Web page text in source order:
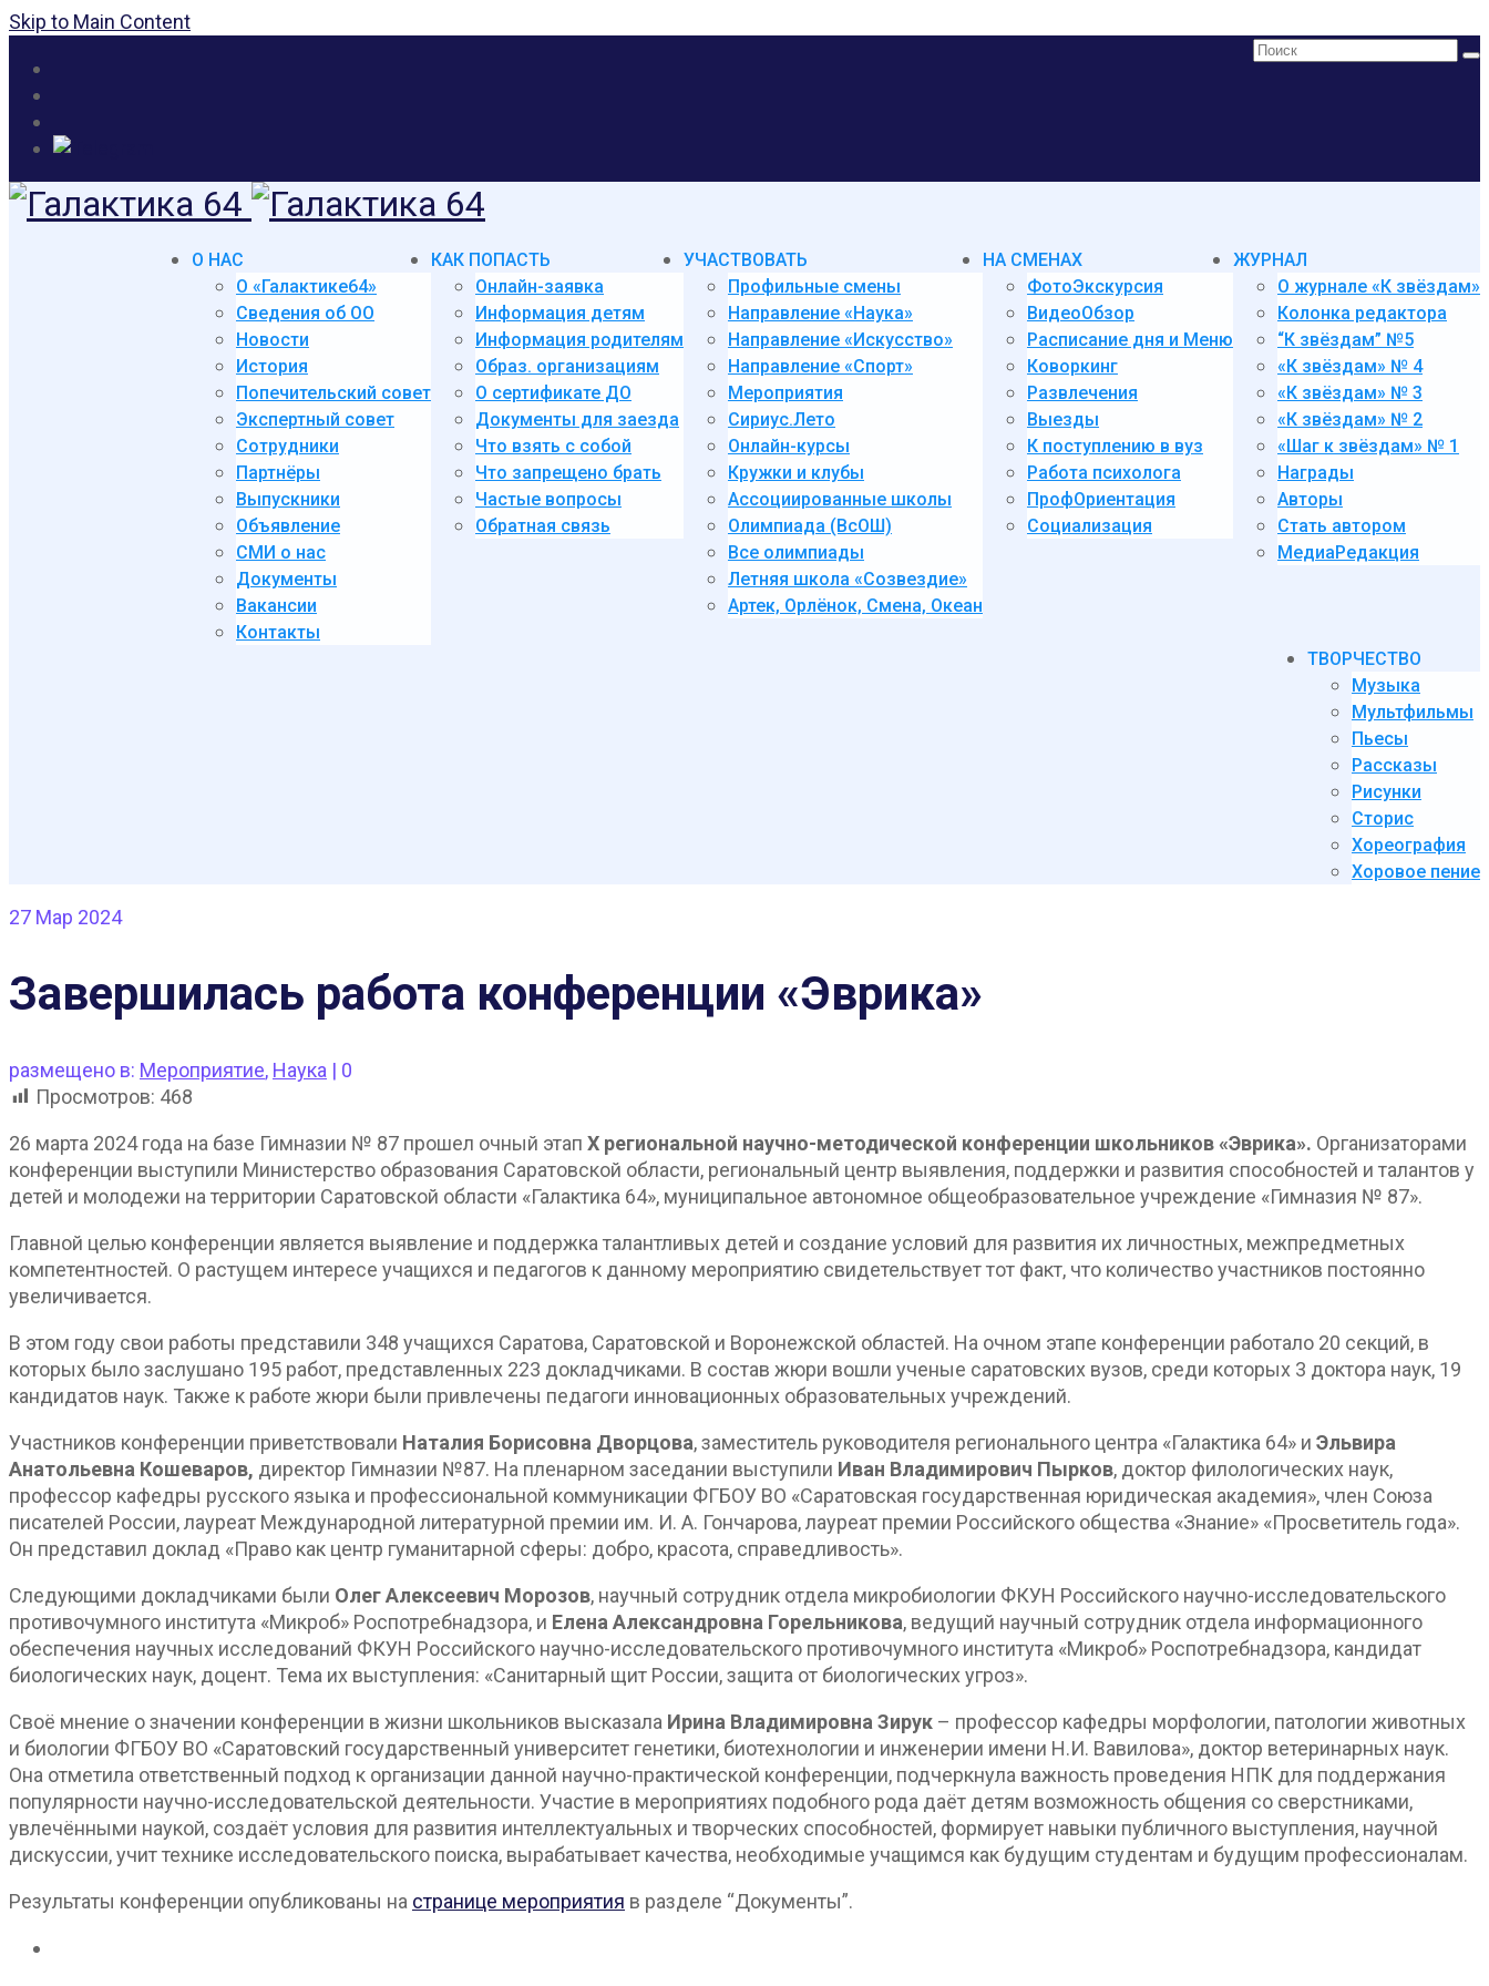
Skip to Main Content
Поиск:
О НАС
О «Галактике64»
Сведения об ОО
Новости
История
Попечительский совет
Экспертный совет
Сотрудники
Партнёры
Выпускники
Объявление
СМИ о нас
Документы
Вакансии
Контакты
КАК ПОПАСТЬ
Онлайн-заявка
Информация детям
Информация родителям
Образ. организациям
О сертификате ДО
Документы для заезда
Что взять с собой
Что запрещено брать
Частые вопросы
Обратная связь
УЧАСТВОВАТЬ
Профильные смены
Направление «Наука»
Направление «Искусство»
Направление «Спорт»
Мероприятия
Сириус.Лето
Онлайн-курсы
Кружки и клубы
Ассоциированные школы
Олимпиада (ВсОШ)
Все олимпиады
Летняя школа «Созвездие»
Артек, Орлёнок, Смена, Океан
НА СМЕНАХ
ФотоЭкскурсия
ВидеоОбзор
Расписание дня и Меню
Коворкинг
Развлечения
Выезды
К поступлению в вуз
Работа психолога
ПрофОриентация
Социализация
ЖУРНАЛ
О журнале «К звёздам»
Колонка редактора
“К звёздам” №5
«К звёздам» № 4
«К звёздам» № 3
«К звёздам» № 2
«Шаг к звёздам» № 1
Награды
Авторы
Стать автором
МедиаРедакция
ТВОРЧЕСТВО
Музыка
Мультфильмы
Пьесы
Рассказы
Рисунки
Сторис
Хореография
Хоровое пение
27 Мар 2024
Завершилась работа конференции «Эврика»
размещено в: Мероприятие, Наука | 0
Просмотров: 468
26 марта 2024 года на базе Гимназии № 87 прошел очный этап X региональной научно-методической конференции школьников «Эврика». Организаторами
конференции выступили Министерство образования Саратовской области, региональный центр выявления, поддержки и развития способностей и талантов у
детей и молодежи на территории Саратовской области «Галактика 64», муниципальное автономное общеобразовательное учреждение «Гимназия № 87».
Главной целью конференции является выявление и поддержка талантливых детей и создание условий для развития их личностных, межпредметных
компетентностей. О растущем интересе учащихся и педагогов к данному мероприятию свидетельствует тот факт, что количество участников постоянно
увеличивается.
В этом году свои работы представили 348 учащихся Саратова, Саратовской и Воронежской областей. На очном этапе конференции работало 20 секций, в
которых было заслушано 195 работ, представленных 223 докладчиками. В состав жюри вошли ученые саратовских вузов, среди которых 3 доктора наук, 19
кандидатов наук. Также к работе жюри были привлечены педагоги инновационных образовательных учреждений.
Участников конференции приветствовали Наталия Борисовна Дворцова, заместитель руководителя регионального центра «Галактика 64» и Эльвира
Анатольевна Кошеваров, директор Гимназии №87. На пленарном заседании выступили Иван Владимирович Пырков, доктор филологических наук,
профессор кафедры русского языка и профессиональной коммуникации ФГБОУ ВО «Саратовская государственная юридическая академия», член Союза
писателей России, лауреат Международной литературной премии им. И. А. Гончарова, лауреат премии Российского общества «Знание» «Просветитель года».
Он представил доклад «Право как центр гуманитарной сферы: добро, красота, справедливость».
Следующими докладчиками были Олег Алексеевич Морозов, научный сотрудник отдела микробиологии ФКУН Российского научно-исследовательского
противочумного института «Микроб» Роспотребнадзора, и Елена Александровна Горельникова, ведущий научный сотрудник отдела информационного
обеспечения научных исследований ФКУН Российского научно-исследовательского противочумного института «Микроб» Роспотребнадзора, кандидат
биологических наук, доцент. Тема их выступления: «Санитарный щит России, защита от биологических угроз».
Своё мнение о значении конференции в жизни школьников высказала Ирина Владимировна Зирук – профессор кафедры морфологии, патологии животных
и биологии ФГБОУ ВО «Саратовский государственный университет генетики, биотехнологии и инженерии имени Н.И. Вавилова», доктор ветеринарных наук.
Она отметила ответственный подход к организации данной научно-практической конференции, подчеркнула важность проведения НПК для поддержания
популярности научно-исследовательской деятельности. Участие в мероприятиях подобного рода даёт детям возможность общения со сверстниками,
увлечёнными наукой, создаёт условия для развития интеллектуальных и творческих способностей, формирует навыки публичного выступления, научной
дискуссии, учит технике исследовательского поиска, вырабатывает качества, необходимые учащимся как будущим студентам и будущим профессионалам.
Результаты конференции опубликованы на странице мероприятия в разделе “Документы”.